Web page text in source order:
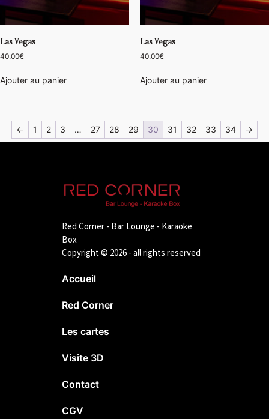
Las Vegas
40.00€
Ajouter au panier
Las Vegas
40.00€
Ajouter au panier
← 1 2 3 … 27 28 29 30 31 32 33 34 →
Red Corner - Bar Lounge - Karaoke
Box
Copyright © 2026 - all rights reserved
Accueil
Red Corner
Les cartes
Visite 3D
Contact
CGV